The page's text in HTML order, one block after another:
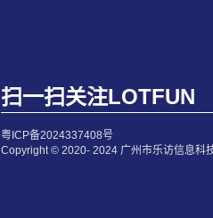
扫一扫关注LOTFUN
粤ICP备2024337408号
Copyright © 2020- 2024 广州市乐访信息科